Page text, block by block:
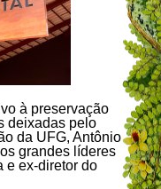
à preservação
deixadas pelo
da UFG, Antônio
grandes líderes
e ex-diretor do